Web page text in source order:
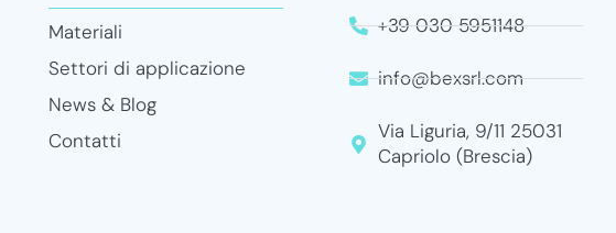
Materiali
Settori di applicazione
News & Blog
Contatti
+39 030 5951148
info@bexsrl.com
Via Liguria, 9/11 25031
Capriolo (Brescia)